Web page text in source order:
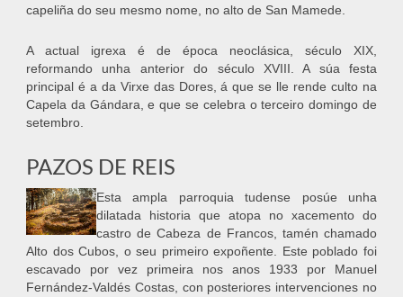
capeliña do seu mesmo nome, no alto de San Mamede.
A actual igrexa é de época neoclásica, século XIX,
reformando unha anterior do século XVIII. A súa festa
principal é a da Virxe das Dores, á que se lle rende culto na
Capela da Gándara, e que se celebra o terceiro domingo de
setembro.
PAZOS DE REIS
Esta ampla parroquia tudense posúe unha
dilatada historia que atopa no xacemento do
castro de Cabeza de Francos, tamén chamado
Alto dos Cubos, o seu primeiro expoñente. Este poblado foi
escavado por vez primeira nos anos 1933 por Manuel
Fernández-Valdés Costas, con posteriores intervenciones no